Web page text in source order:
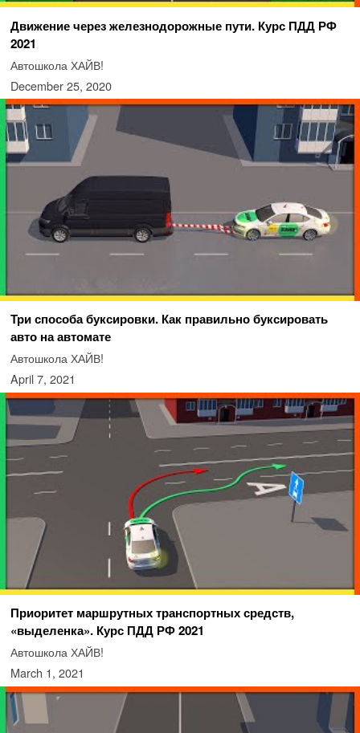
Движение через железнодорожные пути. Курс ПДД РФ
2021
Автошкола ХАЙВ!
December 25, 2020
Три способа буксировки. Как правильно буксировать
авто на автомате
Автошкола ХАЙВ!
April 7, 2021
Приоритет маршрутных транспортных средств,
«выделенка». Курс ПДД РФ 2021
Автошкола ХАЙВ!
March 1, 2021